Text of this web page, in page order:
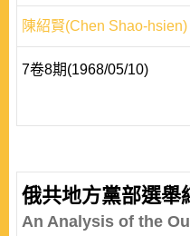
陳紹賢(Chen Shao-hsien)
7卷8期(1968/05/10)
俄共地方黨部選舉
An Analysis of the